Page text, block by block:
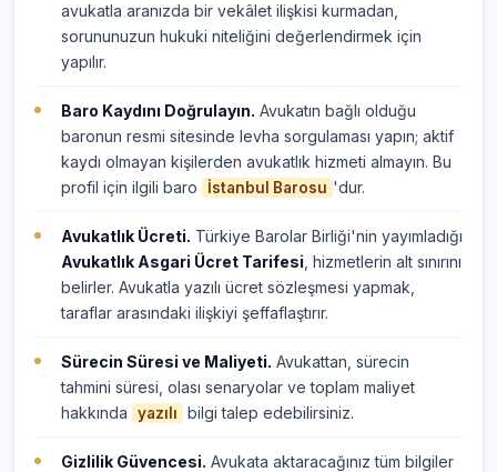
avukatla aranızda bir vekâlet ilişkisi kurmadan,
sorununuzun hukuki niteliğini değerlendirmek için
yapılır.
Baro Kaydını Doğrulayın. Avukatın bağlı olduğu
baronun resmi sitesinde levha sorgulaması yapın; aktif
kaydı olmayan kişilerden avukatlık hizmeti almayın. Bu
profil için ilgili baro
İstanbul Barosu 'dur.
Avukatlık Ücreti. Türkiye Barolar Birliği'nin yayımladığı
Avukatlık Asgari Ücret Tarifesi , hizmetlerin alt sınırını
belirler. Avukatla yazılı ücret sözleşmesi yapmak,
taraflar arasındaki ilişkiyi şeffaflaştırır.
Sürecin Süresi ve Maliyeti. Avukattan, sürecin
tahmini süresi, olası senaryolar ve toplam maliyet
hakkında
yazılı bilgi talep edebilirsiniz.
Gizlilik Güvencesi. Avukata aktaracağınız tüm bilgiler